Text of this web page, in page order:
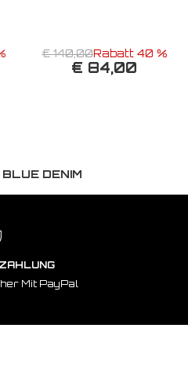
€ 140,00Rabatt 40 %
€ 84,00
DENIM
Mit PayPal